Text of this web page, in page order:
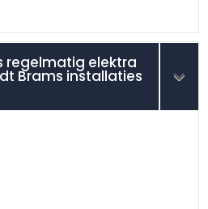
regelmatig elektra
Brams installaties